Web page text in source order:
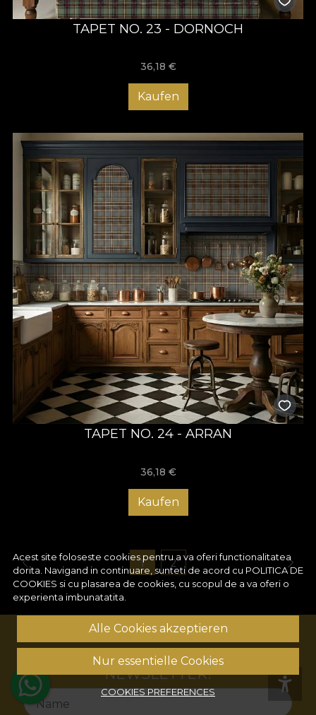
TAPET NO. 23 - DORNOCH
36,18 €
Kaufen
TAPET NO. 24 - ARRAN
36,18 €
Kaufen
1 2
Acest site foloseste cookies pentru a va oferi functionalitatea
dorita. Navigand in continuare, sunteti de acord cu POLITICA DE
COOKIES si cu plasarea de cookies, cu scopul de a va oferi o
experienta imbunatatita.
Alle Cookies akzeptieren
Nur essentielle Cookies
COOKIES PREFERENCES
ABONNIEREN SIE UNSEREN
NEWSLETTER!
Name